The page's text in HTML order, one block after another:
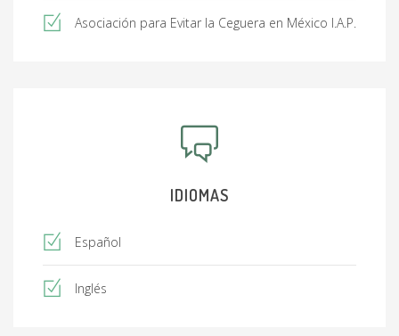
Asociación para Evitar la Ceguera en México I.A.P.
IDIOMAS
Español
Inglés